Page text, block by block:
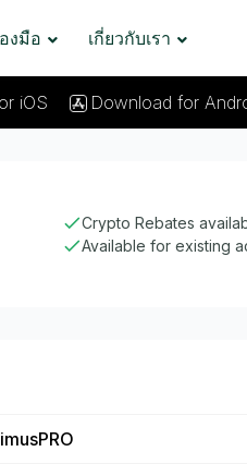
งมือ เกี่ยวกับเรา
iOS Download for
Crypto Rebates
Available for existing